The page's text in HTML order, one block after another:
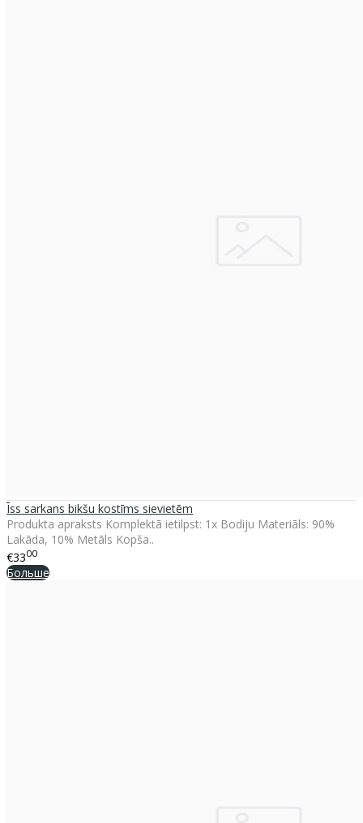
Īss sarkans bikšu kostīms sievietēm
Produkta apraksts Komplektā ietilpst: 1x Bodiju Materiāls: 90%
Lakāda, 10% Metāls Kopša..
€3300
Больше